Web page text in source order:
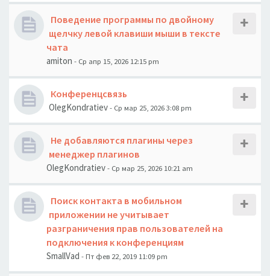
Поведение программы по двойному
щелчку левой клавиши мыши в тексте
чата
amiton - Ср апр 15, 2026 12:15 pm
Конференцсвязь
OlegKondratiev- Ср мар 25, 2026 3:08 pm
Не добавляются плагины через
менеджер плагинов
OlegKondratiev- Ср мар 25, 2026 10:21 am
Поиск контакта в мобильном
приложении не учитывает
разграничения прав пользователей на
подключения к конференциям
SmallVad - Пт фев 22, 2019 11:09 pm